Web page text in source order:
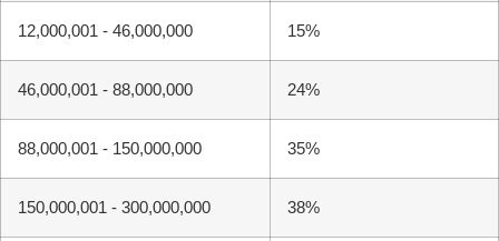
12,000,001 - 46,000,000 15%
46,000,001 - 88,000,000 24%
88,000,001 - 150,000,000 35%
150,000,001 - 300,000,000 38%